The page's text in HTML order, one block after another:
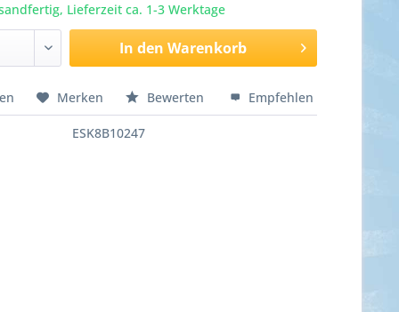
Lieferzeit ca. 1-3 Werktage
In den Warenkorb
Merken Bewerten Empfehlen
ESK8B10247